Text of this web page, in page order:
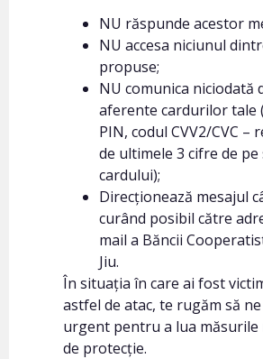
NU răspunde acestor
NU accesa niciunul
propuse;
NU comunica niciodată
aferente cardurilor tale
PIN, codul CVV2/CVC –
de ultimele 3 cifre de pe
cardului);
Direcționează mesajul
curând posibil către
mail a Băncii
Jiu.
În situația în care ai fost
astfel de atac, te rugăm să
urgent pentru a lua măsurile
de protecție.